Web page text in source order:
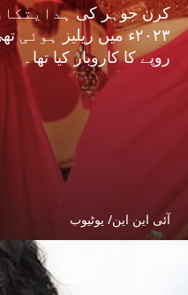
کرن جوہر کی
روپے کا کاروبار کیا تھا۔
آئی این این/ یوٹیوب